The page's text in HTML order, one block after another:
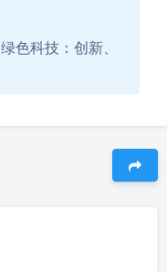
绿色科技：创新、